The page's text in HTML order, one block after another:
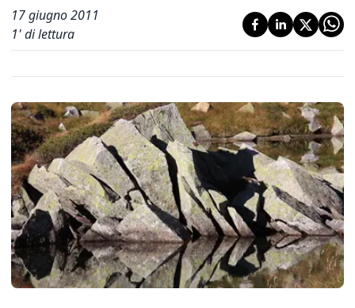
17 giugno 2011
1' di lettura